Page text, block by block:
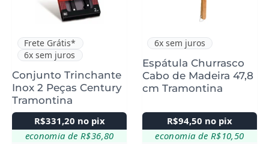
Frete Grátis*
6x sem juros
Conjunto Trinchante
Inox 2 Peças Century
Tramontina
R$331,20 no pix
economia deR$36,80
6x sem juros
Espátula Churrasco
Cabo de Madeira 47,8
cm Tramontina
R$94,50 no pix
economia de R$10,50